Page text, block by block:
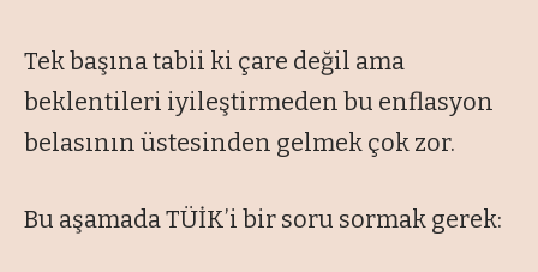
Tek başına tabii ki çare değil ama
beklentileri iyileştirmeden bu enflasyon
belasının üstesinden gelmek çok zor.
Bu aşamada TÜİK’i bir soru sormak gerek: